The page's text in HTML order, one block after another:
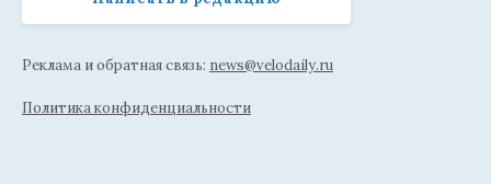
Реклама и обратная связь: news@velodaily.ru
Политика конфиденциальности